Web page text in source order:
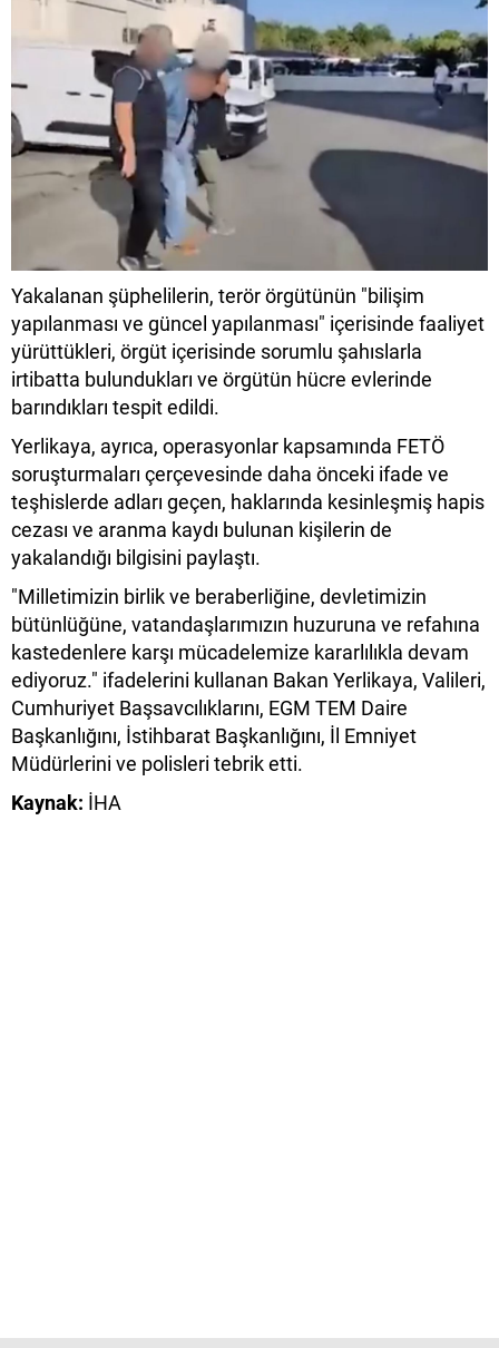
Yakalanan şüphelilerin, terör örgütünün "bilişim
yapılanması ve güncel yapılanması" içerisinde faaliyet
yürüttükleri, örgüt içerisinde sorumlu şahıslarla
irtibatta bulundukları ve örgütün hücre evlerinde
barındıkları tespit edildi.
Yerlikaya, ayrıca, operasyonlar kapsamında FETÖ
soruşturmaları çerçevesinde daha önceki ifade ve
teşhislerde adları geçen, haklarında kesinleşmiş hapis
cezası ve aranma kaydı bulunan kişilerin de
yakalandığı bilgisini paylaştı.
"Milletimizin birlik ve beraberliğine, devletimizin
bütünlüğüne, vatandaşlarımızın huzuruna ve refahına
kastedenlere karşı mücadelemize kararlılıkla devam
ediyoruz." ifadelerini kullanan Bakan Yerlikaya, Valileri,
Cumhuriyet Başsavcılıklarını, EGM TEM Daire
Başkanlığını, İstihbarat Başkanlığını, İl Emniyet
Müdürlerini ve polisleri tebrik etti.
Kaynak: İHA